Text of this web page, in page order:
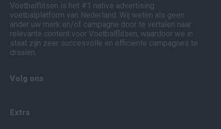
Voetbalflitsen is het #1 native advertising
voetbalplatform van Nederland. Wij weten als geen
ander uw merk en/of campagne door te vertalen naar
relevante content voor Voetbalflitsen, waardoor we in
staat zijn zeer succesvolle en efficiënte campagnes te
draaien.
Volg ons
Extra